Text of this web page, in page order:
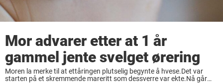
Mor advarer etter at 1 år
gammel jente svelget ørering
Moren la merke til at ettåringen plutselig begynte å hvese.Det var
starten på et skremmende mareritt som dessverre var ekte.Nå går